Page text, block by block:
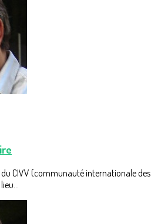
CIVV (communauté internationale des